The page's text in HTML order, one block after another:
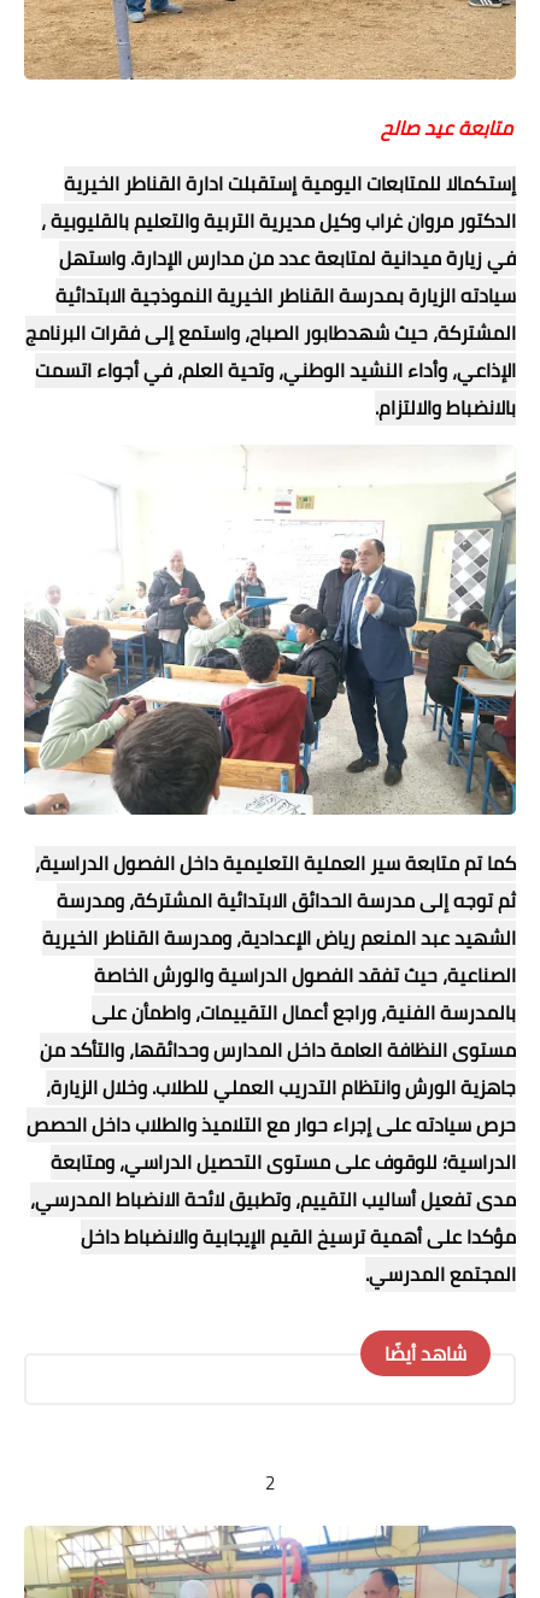
متابعة عيد صالح
إستكمالا للمتابعات اليومية إستقبلت ادارة القناطر الخيرية
الدكتور مروان غراب وكيل مديرية التربية والتعليم بالقليوبية ،
في زيارة ميدانية لمتابعة عدد من مدارس الإدارة. واستهل
سيادته الزيارة بمدرسة القناطر الخيرية النموذجية الابتدائية
المشتركة، حيث شهدطابور الصباح، واستمع إلى فقرات البرنامج
الإذاعي، وأداء النشيد الوطني، وتحية العلم، في أجواء اتسمت
بالانضباط والالتزام.
كما تم متابعة سير العملية التعليمية داخل الفصول الدراسية،
ثم توجه إلى مدرسة الحدائق الابتدائية المشتركة، ومدرسة
الشهيد عبد المنعم رياض الإعدادية، ومدرسة القناطر الخيرية
الصناعية، حيث تفقد الفصول الدراسية والورش الخاصة
بالمدرسة الفنية، وراجع أعمال التقييمات، واطمأن على
مستوى النظافة العامة داخل المدارس وحدائقها، والتأكد من
جاهزية الورش وانتظام التدريب العملي للطلاب. وخلال الزيارة،
حرص سيادته على إجراء حوار مع التلاميذ والطلاب داخل الحصص
الدراسية؛ للوقوف على مستوى التحصيل الدراسي، ومتابعة
مدى تفعيل أساليب التقييم، وتطبيق لائحة الانضباط المدرسي،
مؤكدا على أهمية ترسيخ القيم الإيجابية والانضباط داخل
المجتمع المدرسي.
شاهد أيضًا
2